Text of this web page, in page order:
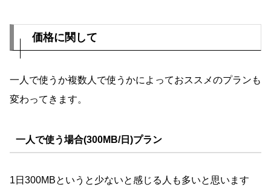
価格に関して
一人で使うか複数人で使うかによっておススメのプランも
変わってきます。
一人で使う場合(300MB/日)プラン
1日300MBというと少ないと感じる人も多いと思います